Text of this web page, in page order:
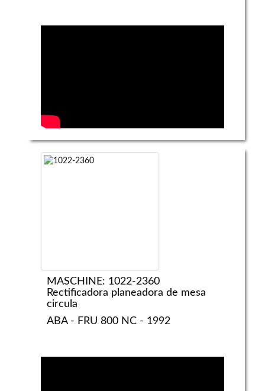
MASCHINE: 1022-2360
Rectificadora planeadora de mesa
circula
ABA - FRU 800 NC - 1992